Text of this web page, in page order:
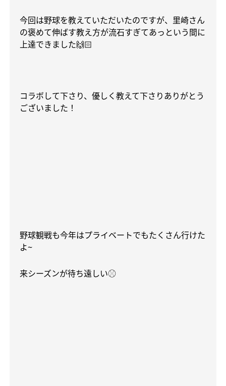
今回は野球を教えていただいたのですが、里崎さん
の褒めて伸ばす教え方が流石すぎてあっという間に
上達できました🙌🏻
コラボして下さり、優しく教えて下さりありがとう
ございました！
野球観戦も今年はプライベートでもたくさん行けた
よ~
来シーズンが待ち遠しい⚾️